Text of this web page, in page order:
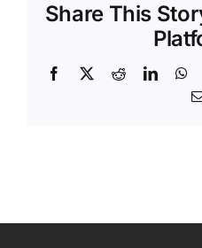
Share This
Facebook
X Reddit